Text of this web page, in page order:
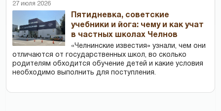
27 июля 2026
Пятидневка, советские
учебники и йога: чему и как учат
в частных школах Челнов
«Челнинские известия» узнали, чем они
отличаются от государственных школ, во сколько
родителям обходится обучение детей и какие условия
необходимо выполнить для поступления.